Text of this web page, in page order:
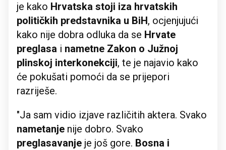
je kako Hrvatska stoji iza hrvatskih
političkih predstavnika u BiH, ocjenjujući
kako nije dobra odluka da se Hrvate
preglasa i nametne Zakon o Južnoj
plinskoj interkonekciji, te je najavio kako
će pokušati pomoći da se prijepori
razriješe.
"Ja sam vidio izjave različitih aktera. Svako
nametanje nije dobro. Svako
preglasavanje je još gore. Bosna i